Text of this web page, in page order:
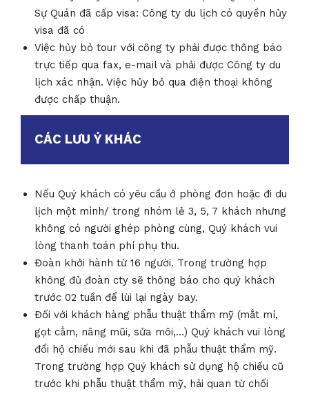
Sự Quán đã cấp visa: Công ty du lịch có quyền hủy
visa đã có
Việc hủy bỏ tour với công ty phải được thông báo
trực tiếp qua fax, e-mail và phải được Công ty du
lịch xác nhận. Việc hủy bỏ qua điện thoại không
được chấp thuận.
CÁC LƯU Ý KHÁC
Nếu Quý khách có yêu cầu ở phòng đơn hoặc đi du
lịch một mình/ trong nhóm lẻ 3, 5, 7 khách nhưng
không có người ghép phòng cùng, Quý khách vui
lòng thanh toán phí phụ thu.
Đoàn khởi hành từ 16 người. Trong trường hợp
không đủ đoàn cty sẽ thông báo cho quý khách
trước 02 tuần để lùi lại ngày bay.
Đối với khách hàng phẫu thuật thẩm mỹ (mắt mí,
gọt cằm, nâng mũi, sửa môi,…) Quý khách vui lòng
đổi hộ chiếu mới sau khi đã phẫu thuật thẩm mỹ.
Trong trường hợp Quý khách sử dụng hộ chiếu cũ
trước khi phẫu thuật thẩm mỹ, hải quan từ chối